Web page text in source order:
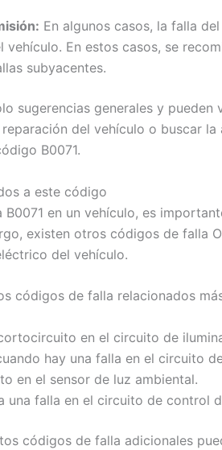
En algunos casos, la falla
vehículo. En estos casos, se
subyacentes.
sugerencias generales y
del vehículo o buscar
B0071.
a este código
en un vehículo, es
existen otros códigos de falla
del vehículo.
códigos de falla relacionados
en el circuito de
hay una falla en el circuito
en el sensor de luz ambiental.
una falla en el circuito de control
códigos de falla adicionales